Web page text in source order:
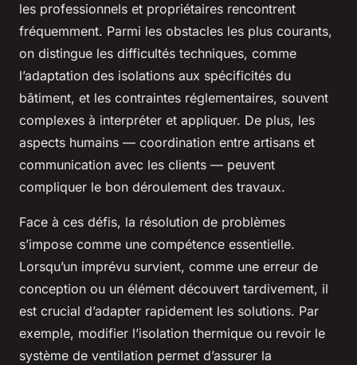
les professionnels et propriétaires rencontrent
fréquemment. Parmi les obstacles les plus courants,
on distingue les difficultés techniques, comme
l’adaptation des isolations aux spécificités du
bâtiment, et les contraintes réglementaires, souvent
complexes à interpréter et appliquer. De plus, les
aspects humains — coordination entre artisans et
communication avec les clients — peuvent
compliquer le bon déroulement des travaux.
Face à ces défis, la résolution de problèmes
s’impose comme une compétence essentielle.
Lorsqu’un imprévu survient, comme une erreur de
conception ou un élément découvert tardivement, il
est crucial d’adapter rapidement les solutions. Par
exemple, modifier l’isolation thermique ou revoir le
système de ventilation permet d’assurer la